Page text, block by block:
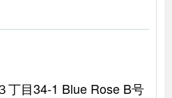
丁目34‐1 Blue Rose B号